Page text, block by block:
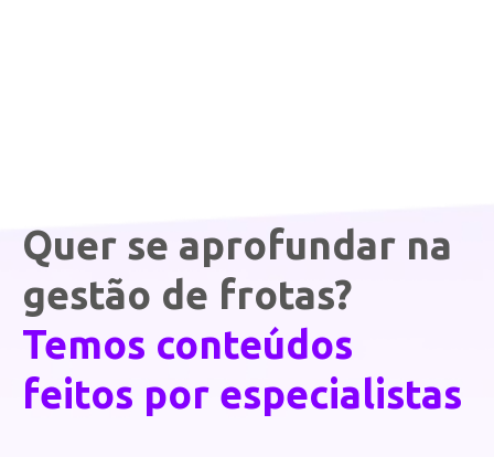
Quer se aprofundar na
gestão de frotas?
Temos conteúdos
feitos por especialistas